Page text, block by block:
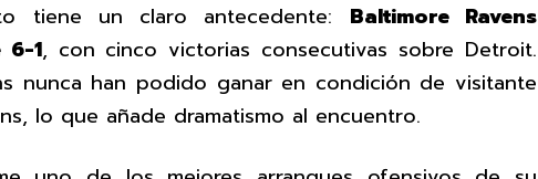
tiene un claro antecedente: Baltimore Ravens
6-1, con cinco victorias consecutivas sobre Detroit.
nunca han podido ganar en condición de visitante
lo que añade dramatismo al encuentro.